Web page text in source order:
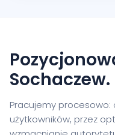
Pracujemy
użytkowników, przez